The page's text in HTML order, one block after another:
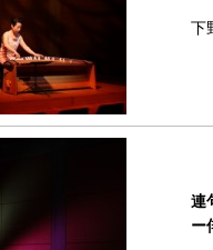
下
連
ー